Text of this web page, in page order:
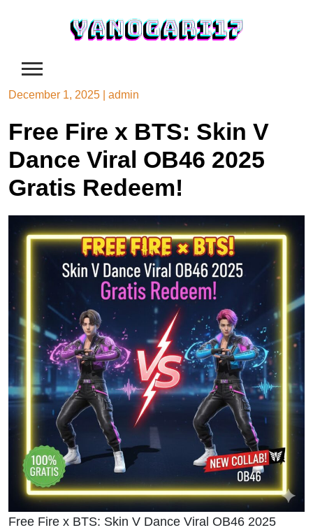
December 1, 2025 admin
Free Fire x BTS: Skin V
Dance Viral OB46 2025
Gratis Redeem!
Free Fire x BTS: Skin V Dance Viral OB46 2025